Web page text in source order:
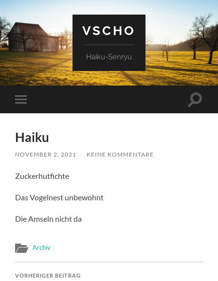
VSCHO
Haiku-Senryu
Mobile-
Menü
Haiku
NOVEMBER 2, 2021 / KEINE KOMMENTARE
Zuckerhutfichte
Das Vogelnest unbewohnt
Die Amseln nicht da
Archiv
VORHERIGER BEITRAG